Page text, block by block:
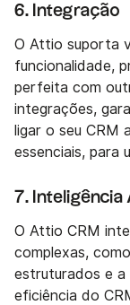
6. Integração
O Attio suporta
funcionalidade,
perfeita com
integrações,
ligar o seu CRM
essenciais, para
7. Inteligência
O Attio CRM
complexas,
estruturados e a
eficiência do